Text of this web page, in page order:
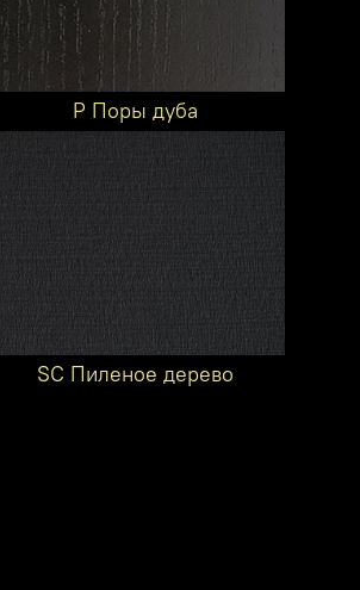
P Поры дуба
SC Пиленое дерево